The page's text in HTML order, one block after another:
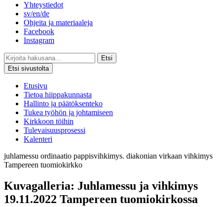
Yhteystiedot
sv/en/de
Ohjeita ja materiaaleja
Facebook
Instagram
Etsi
Etsi sivustolta
Etusivu
Tietoa hiippakunnasta
Hallinto ja päätöksenteko
Tukea työhön ja johtamiseen
Kirkkoon töihin
Tulevaisuusprosessi
Kalenteri
juhlamessu ordinaatio pappisvihkimys. diakonian virkaan vihkimys
Tampereen tuomiokirkko
Kuvagalleria: Juhlamessu ja vihkimys
19.11.2022 Tampereen tuomiokirkossa